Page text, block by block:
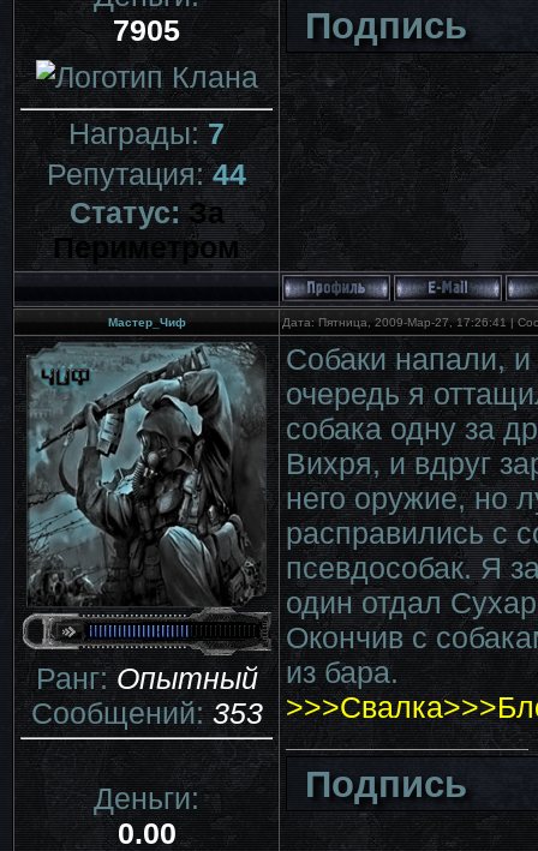
7905
Награды:7
Репутация:44
Статус:За
Периметром
Подпись
Мастер_Чиф Дата: Пятница, 2009-Мар-27, 17:26:41 |
Ранг:Опытный
Сообщений:353
Деньги:
0.00
Собаки напали, и
очередь я
собака одну за
Вихря, и вдруг
него оружие, но
расправились с
псевдособак. Я
один отдал
Окончив с
из бара.
Подпись